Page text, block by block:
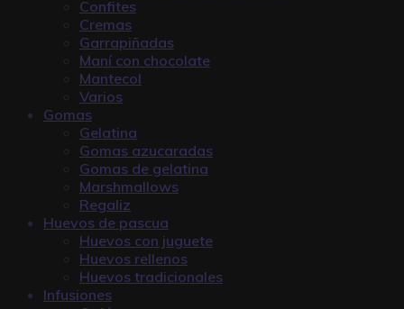
Confites
Cremas
Garrapiñadas
Maní con chocolate
Mantecol
Varios
Gomas
Gelatina
Gomas azucaradas
Gomas de gelatina
Marshmallows
Regaliz
Huevos de pascua
Huevos con juguete
Huevos rellenos
Huevos tradicionales
Infusiones